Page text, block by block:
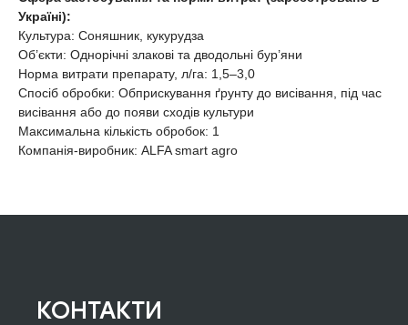
Україні):
Культура: Соняшник, кукурудза
Об’єкти: Однорічні злакові та дводольні бур’яни
Норма витрати препарату, л/га: 1,5–3,0
Спосіб обробки: Обприскування ґрунту до висівання, під час
висівання або до появи сходів культури
Максимальна кількість обробок: 1
Компанія-виробник: ALFA smart agro
КОНТАКТИ